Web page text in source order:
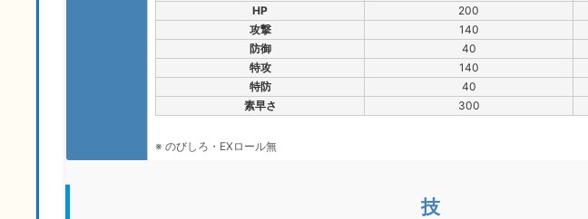
HP
200
攻撃
140
防御
40
特攻
140
特防
40
素早さ
300
※ のびしろ・EXロール無
技